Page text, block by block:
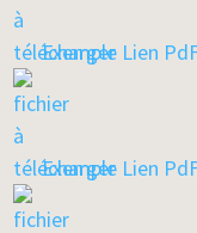
Exemple Lien
Exemple Lien